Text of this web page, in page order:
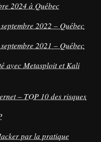
2024 à Québec
2022 – Québec
2021 – Québec
avec Metasploit et Kali
– TOP 10 des risques
par la pratique